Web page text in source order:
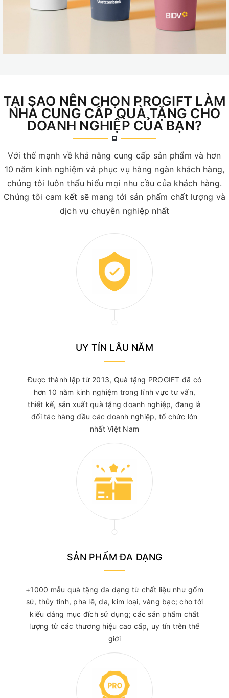
TẠI SAO NÊN CHỌN PROGIFT LÀM
NHÀ CUNG CẤP QUÀ TẶNG CHO
DOANH NGHIỆP CỦA BẠN?
Với thế mạnh về khả năng cung cấp sản phẩm và hơn
10 năm kinh nghiệm và phục vụ hàng ngàn khách hàng,
chúng tôi luôn thấu hiểu mọi nhu cầu của khách hàng.
Chúng tôi cam kết sẽ mang tới sản phẩm chất lượng và
dịch vụ chuyên nghiệp nhất
UY TÍN LÂU NĂM
Được thành lập từ 2013, Quà tặng PROGIFT đã có
hơn 10 năm kinh nghiệm trong lĩnh vực tư vấn,
thiết kế, sản xuất quà tặng doanh nghiệp, đang là
đối tác hàng đầu các doanh nghiệp, tổ chức lớn
nhất Việt Nam
SẢN PHẨM ĐA DẠNG
+1000 mẫu quà tặng đa dạng từ chất liệu như gốm
sứ, thủy tinh, pha lê, da, kim loại, vàng bạc; cho tới
kiểu dáng mục đích sử dụng; các sản phẩm chất
lượng từ các thương hiệu cao cấp, uy tín trên thế
giới